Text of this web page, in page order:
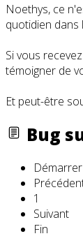
Noethys, ce
quotidien dans
Si vous
témoigner de
Et peut-être
Bug
Démarrer
1
Suivant
Fin